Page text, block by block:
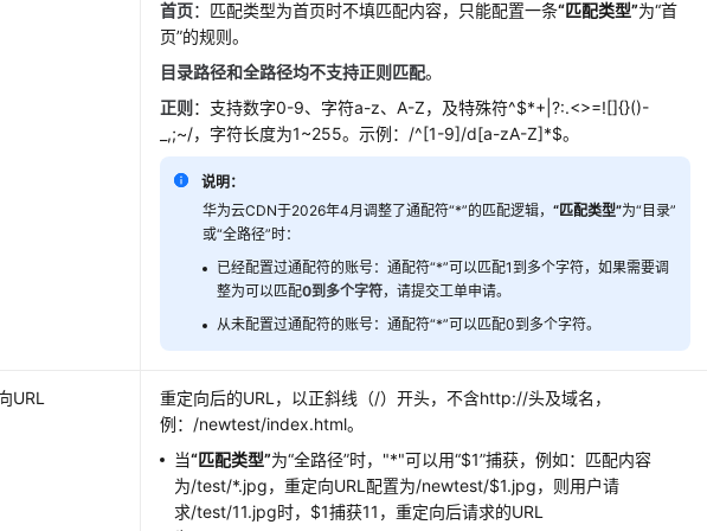
首页：匹配类型为首页时不填匹配内容，只能配置一条“匹配类型”为“首
页”的规则。
目录路径和全路径均不支持正则匹配。
正则 ：支持数字0-9、字符a-z、A-Z，及特殊符^$*+|?:.<>=![]{}()-
_,;~/，字符长度为1~255。示例：/^[1-9]/d[a-zA-Z]*$。
说明：
华为云CDN于2026年4月调整了通配符“*”的匹配逻辑，“匹配类型”为“目录”
或“全路径”时：
已经配置过通配符的账号：通配符“*”可以匹配1到多个字符，如果需要调
整为可以匹配0到多个字符，请提交工单申请。
从未配置过通配符的账号：通配符“*”可以匹配0到多个字符。
URL
重定向后的URL，以正斜线（/）开头，不含http://头及域名，
例：/newtest/index.html。
当“匹配类型”为“全路径”时，"*"可以用“$1”捕获，例如：匹配内容
为/test/*.jpg，重定向URL配置为/newtest/$1.jpg，则用户请
求/test/11.jpg时，$1捕获11，重定向后请求的URL